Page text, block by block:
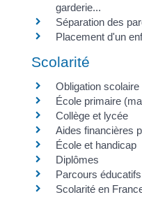
garderie...
Séparation des
Placement d'un
Scolarité
Obligation scolaire
École primaire
Collège et lycée
Aides financières
École et handicap
Diplômes
Parcours
Scolarité en